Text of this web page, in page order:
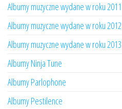
Albumy muzyczne wydane w roku 2011
Albumy muzyczne wydane w roku 2012
Albumy muzyczne wydane w roku 2013
Albumy Ninja Tune
Albumy Parlophone
Albumy Pestilence